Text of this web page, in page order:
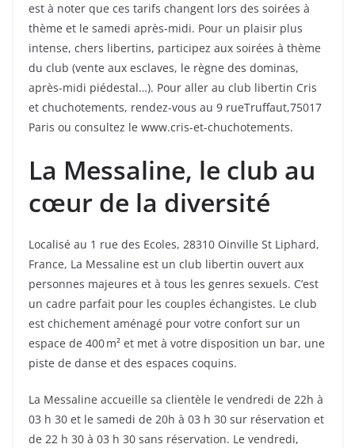
est à noter que ces tarifs changent lors des soirées à
thème et le samedi après-midi. Pour un plaisir plus
intense, chers libertins, participez aux soirées à thème
du club (vente aux esclaves, le règne des dominas,
après-midi piédestal…). Pour aller au club libertin Cris
et chuchotements, rendez-vous au 9 rueTruffaut,75017
Paris ou consultez le www.cris-et-chuchotements.
La Messaline, le club au
cœur de la diversité
Localisé au 1 rue des Ecoles, 28310 Oinville St Liphard,
France, La Messaline est un club libertin ouvert aux
personnes majeures et à tous les genres sexuels. C’est
un cadre parfait pour les couples échangistes. Le club
est chichement aménagé pour votre confort sur un
espace de 400 m² et met à votre disposition un bar, une
piste de danse et des espaces coquins.
La Messaline accueille sa clientèle le vendredi de 22h à
03 h 30 et le samedi de 20h à 03 h 30 sur réservation et
de 22 h 30 à 03 h 30 sans réservation. Le vendredi,